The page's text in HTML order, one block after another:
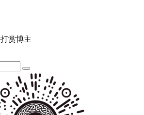
打赏博主
搜
索